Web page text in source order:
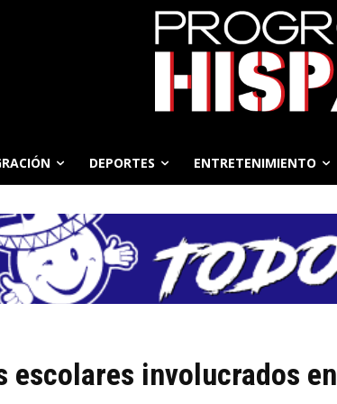
DEPORTES ENTRETENIMIENTO
escolares involucrados en